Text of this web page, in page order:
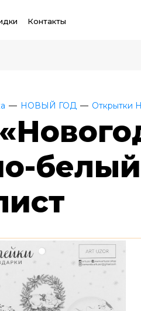
Контакты
НОВЫЙ ГОД Открытки